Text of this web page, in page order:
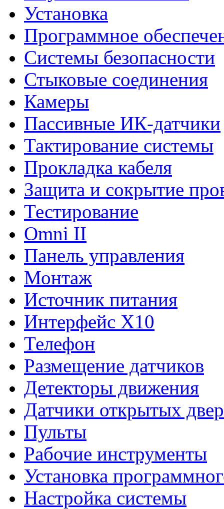
Установка
Программное
Системы безопасности
Стыковые соединения
Камеры
Пассивные ИК-датчики
Тактирование системы
Прокладка кабеля
Защита и сокрытие
Тестирование
Omni II
Панель управления
Монтаж
Источник питания
Интерфейс Х10
Телефон
Размещение датчиков
Детекторы движения
Датчики открытых
Пульты
Рабочие инструменты
Установка
Настройка системы